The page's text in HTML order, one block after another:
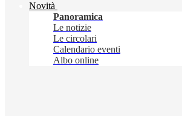
Novità
Panoramica
Le notizie
Le circolari
Calendario eventi
Albo online